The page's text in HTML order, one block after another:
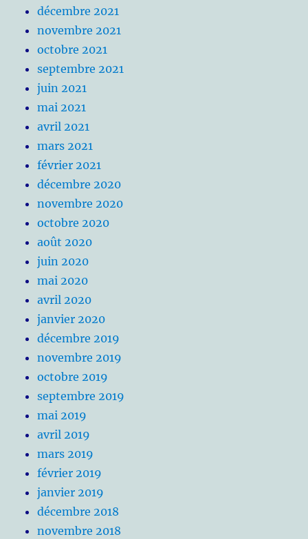
décembre 2021
novembre 2021
octobre 2021
septembre 2021
juin 2021
mai 2021
avril 2021
mars 2021
février 2021
décembre 2020
novembre 2020
octobre 2020
août 2020
juin 2020
mai 2020
avril 2020
janvier 2020
décembre 2019
novembre 2019
octobre 2019
septembre 2019
mai 2019
avril 2019
mars 2019
février 2019
janvier 2019
décembre 2018
novembre 2018